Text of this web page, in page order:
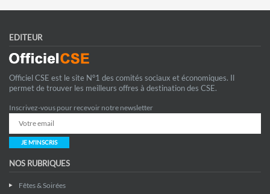
EDITEUR
Officiel CSE est le site N°1 des comités sociaux et économiques. Il
permet de trouver les meilleurs offres à destination des CSE.
Inscrivez-vous pour recevoir notre newsletter
JE M'INSCRIS
NOS RUBRIQUES
Fêtes & Soirées